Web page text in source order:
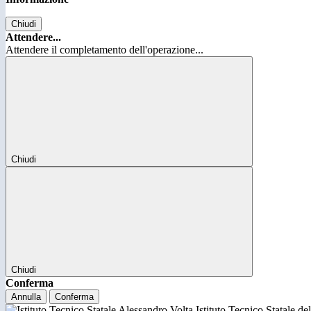
Chiudi
Attendere...
Attendere il completamento dell'operazione...
Chiudi
Chiudi
Conferma
Annulla Conferma